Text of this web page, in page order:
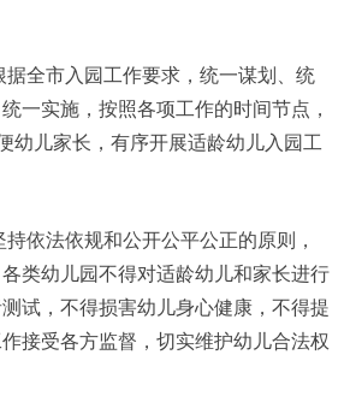
据全市入园工作要求，统一谋划、统
一实施，按照各项工作的时间节点，
幼儿家长，有序开展适龄幼儿入园工
持依法依规和公开公平公正的原则，
类幼儿园不得对适龄幼儿和家长进行
试，不得损害幼儿身心健康，不得提
接受各方监督，切实维护幼儿合法权